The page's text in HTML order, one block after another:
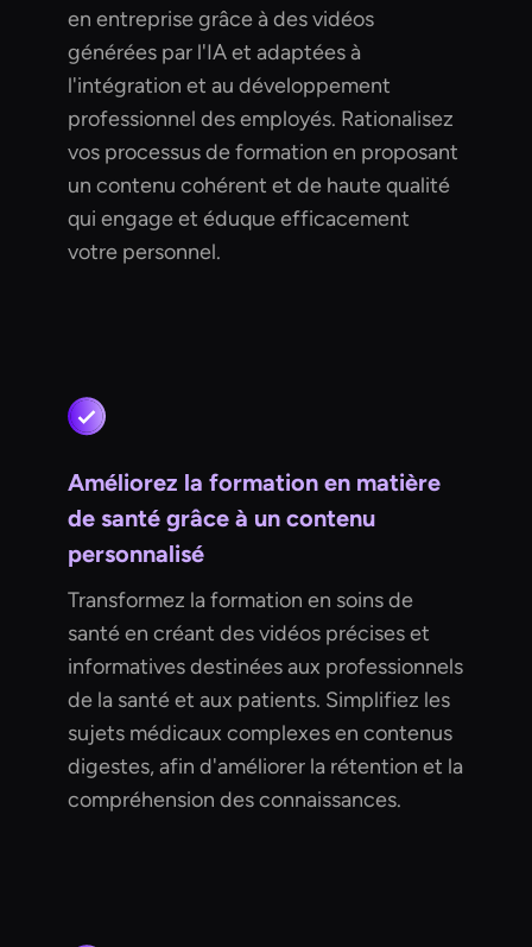
en entreprise grâce à des vidéos
générées par l'IA et adaptées à
l'intégration et au développement
professionnel des employés. Rationalisez
vos processus de formation en proposant
un contenu cohérent et de haute qualité
qui engage et éduque efficacement
votre personnel.
Améliorez la formation en matière
de santé grâce à un contenu
personnalisé
Transformez la formation en soins de
santé en créant des vidéos précises et
informatives destinées aux professionnels
de la santé et aux patients. Simplifiez les
sujets médicaux complexes en contenus
digestes, afin d'améliorer la rétention et la
compréhension des connaissances.